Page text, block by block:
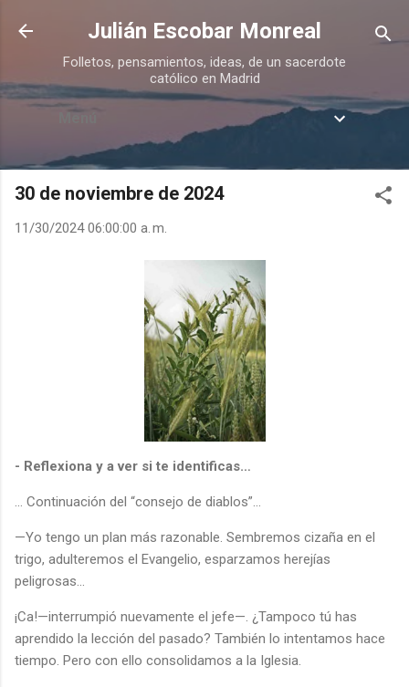
Ir al contenido principal
Julián Escobar Monreal
Folletos, pensamientos, ideas, de un sacerdote
católico en Madrid
Menú
30 de noviembre de 2024
11/30/2024 06:00:00 a. m.
- Reflexiona y a ver si te identificas…
… Continuación del “consejo de diablos”…
—Yo tengo un plan más razonable. Sembremos cizaña en el
trigo, adulteremos el Evangelio, esparzamos herejías
peligrosas...
¡Ca!—interrumpió nuevamente el jefe—. ¿Tampoco tú has
aprendido la lección del pasado? También lo intentamos hace
tiempo. Pero con ello consolidamos a la Iglesia.